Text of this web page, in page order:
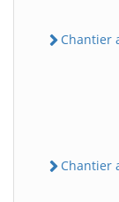
Chantier
Chantier